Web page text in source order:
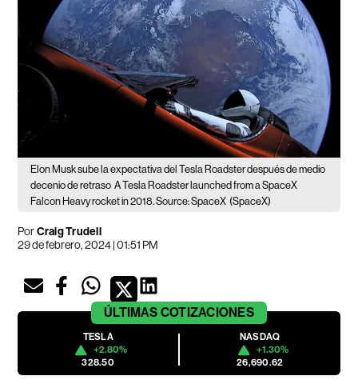
Elon Musk sube la expectativa del Tesla Roadster después de medio
decenio de retraso A Tesla Roadster launched from a SpaceX
Falcon Heavy rocket in 2018. Source: SpaceX (SpaceX)
PorCraig Trudell
29 de febrero, 2024 | 01:51 PM
ÚLTIMAS COTIZACIONES
TESLA
+2.80%
328.50
NASDAQ
+1.30%
26,690.62